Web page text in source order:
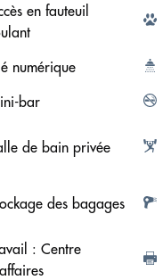
en fauteuil
numérique
bar
de bain privée
des bagages
: Centre